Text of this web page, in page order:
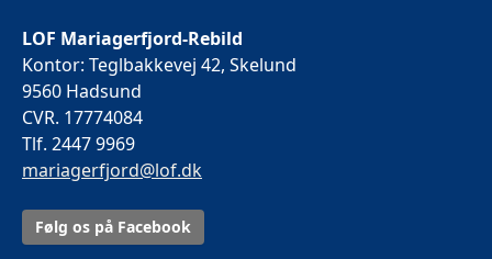
LOF Mariagerfjord-Rebild
Kontor: Teglbakkevej 42, Skelund
9560 Hadsund
CVR. 17774084
Tlf. 2447 9969
mariagerfjord@lof.dk
Følg os på Facebook